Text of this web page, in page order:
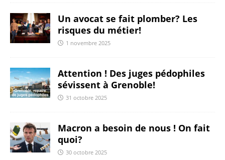
Un avocat se fait plomber? Les
risques du métier!
1 novembre 2025
Attention ! Des juges pédophiles
sévissent à Grenoble!
31 octobre 2025
Macron a besoin de nous ! On fait
quoi?
30 octobre 2025